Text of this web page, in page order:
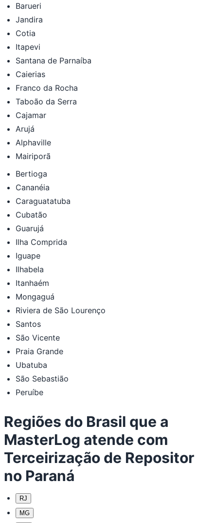
Barueri
Jandira
Cotia
Itapevi
Santana de Parnaíba
Caierias
Franco da Rocha
Taboão da Serra
Cajamar
Arujá
Alphaville
Mairiporã
Bertioga
Cananéia
Caraguatatuba
Cubatão
Guarujá
Ilha Comprida
Iguape
Ilhabela
Itanhaém
Mongaguá
Riviera de São Lourenço
Santos
São Vicente
Praia Grande
Ubatuba
São Sebastião
Peruíbe
Regiões do Brasil que a
MasterLog atende com
Terceirização de Repositor
no Paraná
RJ
MG